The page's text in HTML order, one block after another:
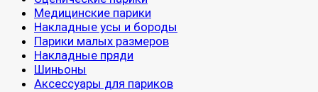
Медицинские парики
Накладные усы и бороды
Парики малых размеров
Накладные пряди
Шиньоны
Аксессуары для париков